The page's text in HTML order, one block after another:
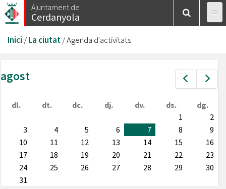
Vés
al
Ajuntament de
Cerdanyola
Esteu
aquí
Inici /La ciutat/Agenda d'activitats
Prev
agost
dl. dt. dc. dj. dv. ds.
dg.
1
2
3
4 5 6 7 8
9
10
11 12 13 14 15
16
17
18 19 20 21 22
23
24
25 26 27 28 29
30
31